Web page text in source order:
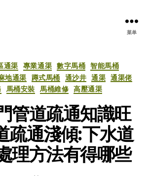
菜单
分
类
通渠 專業通渠 數字馬桶 智能馬桶
地通渠 蹲式馬桶 通沙井 通渠
通渠佬
馬桶安裝 馬桶維修 高壓通渠
管道疏通知識旺
疏通淺傾:下水道
理方法有得哪些